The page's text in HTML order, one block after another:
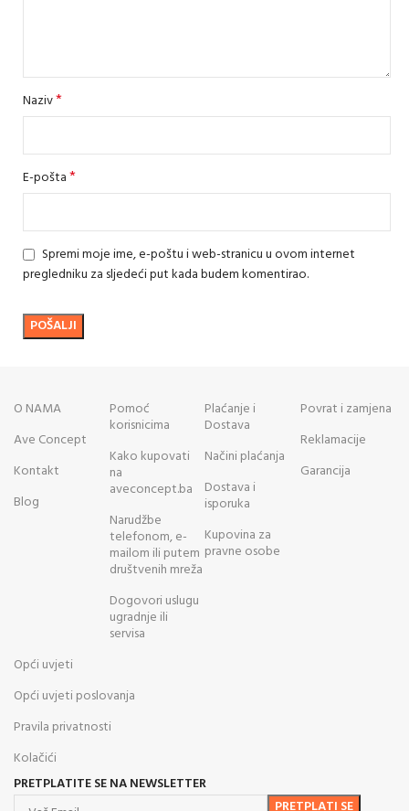
Naziv*
E-pošta*
Spremi moje ime, e-poštu i web-stranicu u ovom internet
pregledniku za sljedeći put kada budem komentirao.
O NAMA
Ave Concept
Kontakt
Blog
Pomoć
korisnicima
Kako kupovati
na
aveconcept.ba
Narudžbe
telefonom, e-
mailom ili putem
društvenih mreža
Dogovori uslugu
ugradnje ili
servisa
Plaćanje i
Dostava
Načini plaćanja
Dostava i
isporuka
Kupovina za
pravne osobe
Povrat i zamjena
Reklamacije
Garancija
Opći uvjeti
Opći uvjeti poslovanja
Pravila privatnosti
Kolačići
PRETPLATITE SE NA NEWSLETTER